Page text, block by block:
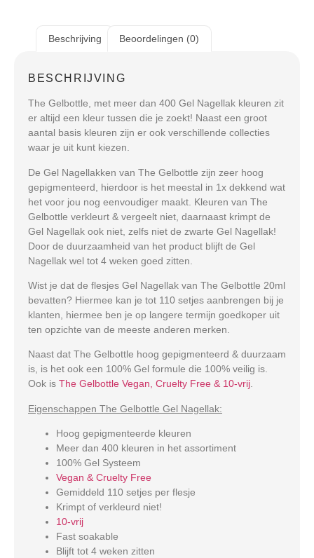
Beschrijving Beoordelingen (0)
BESCHRIJVING
The Gelbottle, met meer dan 400 Gel Nagellak kleuren zit
er altijd een kleur tussen die je zoekt! Naast een groot
aantal basis kleuren zijn er ook verschillende collecties
waar je uit kunt kiezen.
De Gel Nagellakken van The Gelbottle zijn zeer hoog
gepigmenteerd, hierdoor is het meestal in 1x dekkend wat
het voor jou nog eenvoudiger maakt. Kleuren van The
Gelbottle verkleurt & vergeelt niet, daarnaast krimpt de
Gel Nagellak ook niet, zelfs niet de zwarte Gel Nagellak!
Door de duurzaamheid van het product blijft de Gel
Nagellak wel tot 4 weken goed zitten.
Wist je dat de flesjes Gel Nagellak van The Gelbottle 20ml
bevatten? Hiermee kan je tot 110 setjes aanbrengen bij je
klanten, hiermee ben je op langere termijn goedkoper uit
ten opzichte van de meeste anderen merken.
Naast dat The Gelbottle hoog gepigmenteerd & duurzaam
is, is het ook een 100% Gel formule die 100% veilig is.
Ook is The Gelbottle Vegan, Cruelty Free & 10-vrij.
Eigenschappen The Gelbottle Gel Nagellak:
Hoog gepigmenteerde kleuren
Meer dan 400 kleuren in het assortiment
100% Gel Systeem
Vegan & Cruelty Free
Gemiddeld 110 setjes per flesje
Krimpt of verkleurd niet!
10-vrij
Fast soakable
Blijft tot 4 weken zitten